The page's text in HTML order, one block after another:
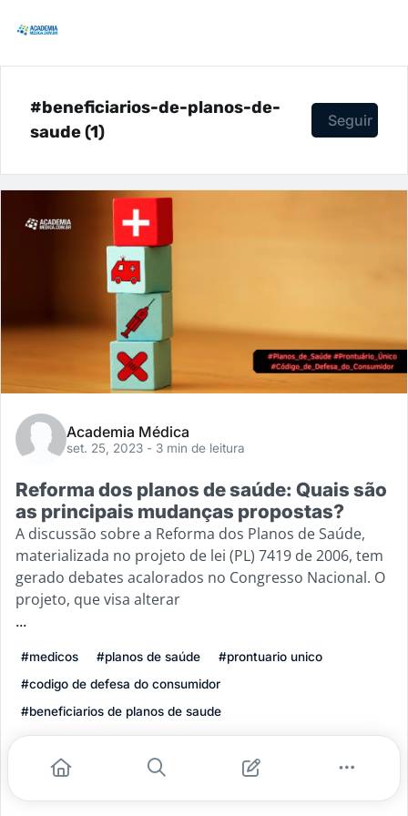
#beneficiarios-de-planos-de-
saude (1)
Seguir
Academia Médica
set. 25, 2023 - 3 min de leitura
Reforma dos planos de saúde: Quais são
as principais mudanças propostas?
A discussão sobre a Reforma dos Planos de Saúde,
materializada no projeto de lei (PL) 7419 de 2006, tem
gerado debates acalorados no Congresso Nacional. O
projeto, que visa alterar
...
#medicos #planos de saúde
#prontuario unico
#codigo de defesa do consumidor
#beneficiarios de planos de saude
Leia mais
0